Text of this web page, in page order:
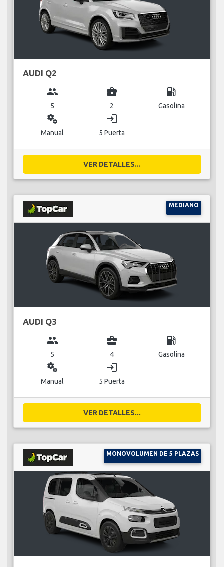
AUDI Q2
group
5
business_center
2
local_gas_station
Gasolina
miscellaneous_services
Manual
login
5 Puerta
VER DETALLES...
MEDIANO
AUDI Q3
group
5
business_center
4
local_gas_station
Gasolina
miscellaneous_services
Manual
login
5 Puerta
VER DETALLES...
MONOVOLUMEN DE 5 PLAZAS